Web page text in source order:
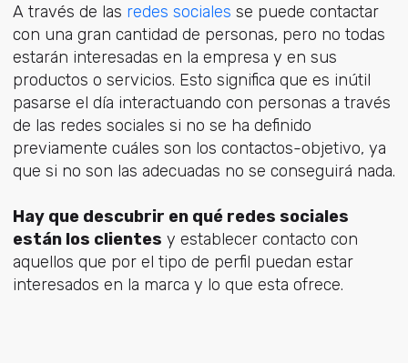
A través de las redes sociales se puede contactar
con una gran cantidad de personas, pero no todas
estarán interesadas en la empresa y en sus
productos o servicios. Esto significa que es inútil
pasarse el día interactuando con personas a través
de las redes sociales si no se ha definido
previamente cuáles son los contactos-objetivo, ya
que si no son las adecuadas no se conseguirá nada.
Hay que descubrir en qué redes sociales
están los clientes y establecer contacto con
aquellos que por el tipo de perfil puedan estar
interesados en la marca y lo que esta ofrece.